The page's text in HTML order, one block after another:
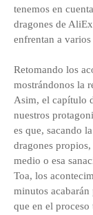
tenemos en
dragones de
enfrentan a
Retomando los
mostrándonos la
Asim, el capítulo
nuestros
es que, sacando
dragones
medio o esa
Toa, los
minutos acabarán
que en el proceso